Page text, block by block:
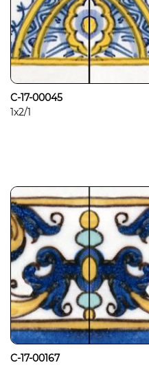
C-17-00045
1x2/1
C-17-00167